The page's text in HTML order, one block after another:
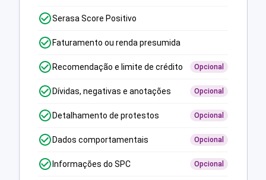
Serasa Score Positivo
Faturamento ou renda presumida
Recomendação e limite de crédito Opcional
Dívidas, negativas e anotações Opcional
Detalhamento de protestos Opcional
Dados comportamentais Opcional
Informações do SPC Opcional